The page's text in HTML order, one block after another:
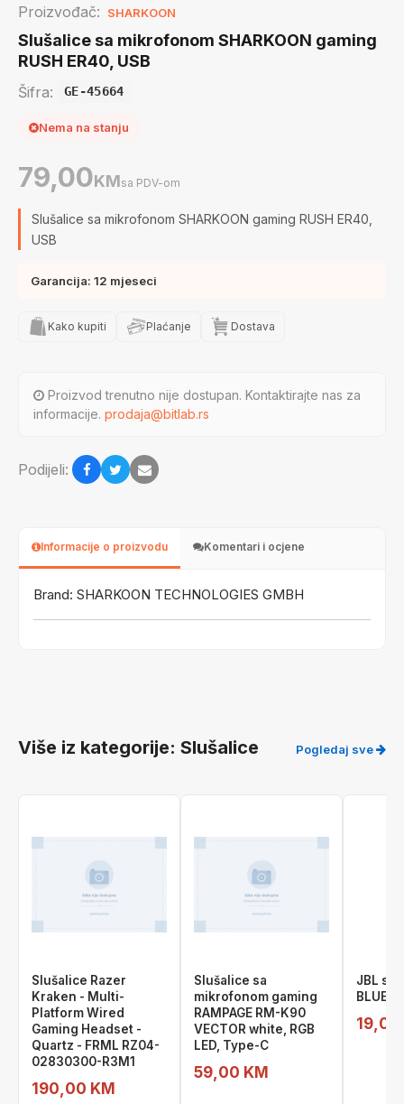
Proizvođač: SHARKOON
Slušalice sa mikrofonom SHARKOON gaming
RUSH ER40, USB
Šifra: GE-45664
Nema na stanju
79,00KMsa PDV-om
Slušalice sa mikrofonom SHARKOON gaming RUSH ER40,
USB
Garancija: 12 mjeseci
Kako kupiti Plaćanje Dostava
Proizvod trenutno nije dostupan. Kontaktirajte nas za
informacije. prodaja@bitlab.rs
Podijeli:
Informacije o proizvodu Komentari i ocjene
Brand: SHARKOON TECHNOLOGIES GMBH
Više iz kategorije: Slušalice Pogledaj sve
Slušalice Razer
Kraken - Multi-
Platform Wired
Gaming Headset -
Quartz - FRML RZ04-
02830300-R3M1
190,00 KM
Slušalice sa
mikrofonom gaming
RAMPAGE RM-K90
VECTOR white, RGB
LED, Type-C
59,00 KM
JBL
BLUE
19,00